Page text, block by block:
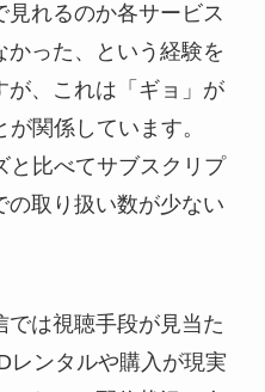
見れるのか各サービス
かった、という経験を
が、これは「ギョ」が
関係しています。
と比べてサブスクリプ
の取り扱い数が少ない
は視聴手段が見当た
レンタルや購入が現実